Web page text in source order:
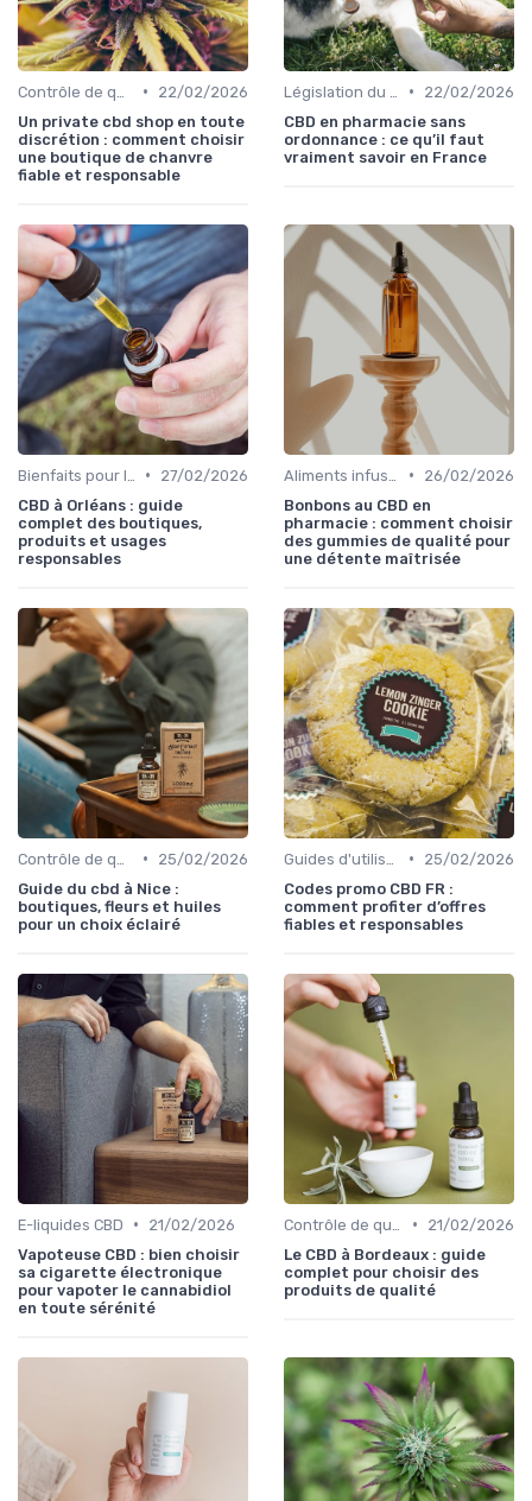
•
22/02/2026
Un private cbd shop en toute
discrétion : comment choisir
une boutique de chanvre
fiable et responsable
•
22/02/2026
CBD en pharmacie sans
ordonnance : ce qu’il faut
vraiment savoir en France
•
27/02/2026
CBD à Orléans : guide
complet des boutiques,
produits et usages
responsables
•
26/02/2026
Bonbons au CBD en
pharmacie : comment choisir
des gummies de qualité pour
une détente maîtrisée
•
25/02/2026
Guide du cbd à Nice :
boutiques, fleurs et huiles
pour un choix éclairé
•
25/02/2026
Codes promo CBD FR :
comment profiter d’offres
fiables et responsables
E-liquides CBD •
21/02/2026
Vapoteuse CBD : bien choisir
sa cigarette électronique
pour vapoter le cannabidiol
en toute sérénité
•
21/02/2026
Le CBD à Bordeaux : guide
complet pour choisir des
produits de qualité